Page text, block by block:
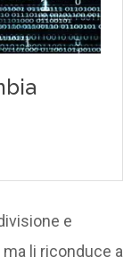
e
li riconduce a